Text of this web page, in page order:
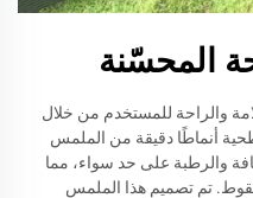
المحسّنة
والراحة للمستخدم من خلال
أنماطًا دقيقة من الملمس
والرطبة على حد سواء، مما
تم تصميم هذا الملمس